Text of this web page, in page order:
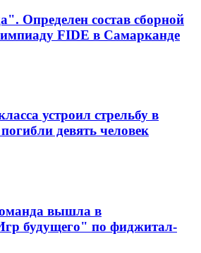
Определен состав сборной
FIDE в Самарканде
устроил стрельбу в
девять человек
вышла в
будущего" по фиджитал-